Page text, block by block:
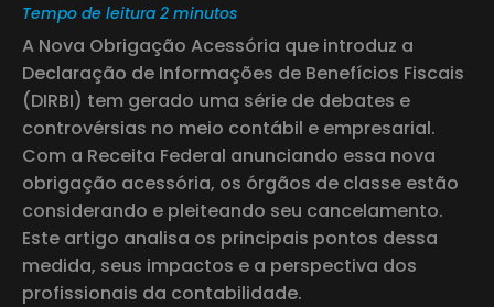
Tempo de leitura 2 minutos
A Nova Obrigação Acessória que introduz a
Declaração de Informações de Benefícios Fiscais
(DIRBI) tem gerado uma série de debates e
controvérsias no meio contábil e empresarial.
Com a Receita Federal anunciando essa nova
obrigação acessória, os órgãos de classe estão
considerando e pleiteando seu cancelamento.
Este artigo analisa os principais pontos dessa
medida, seus impactos e a perspectiva dos
profissionais da contabilidade.